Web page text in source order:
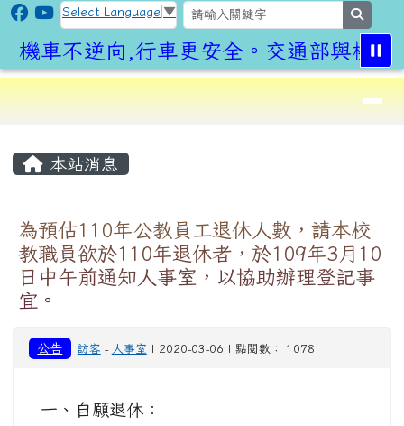
跳至主內容區
CLPS Site
Select Language ▼
機車不逆向,行車更安全。交通部與桃園
⏸
導覽列
本站消息
為預估110年公教員工退休人數，請本校
教職員欲於110年退休者，於109年3月10
日中午前通知人事室，以協助辦理登記事
宜。
公告 訪客 - 人事室 | 2020-03-06 | 點閱數： 1078
一、自願退休：